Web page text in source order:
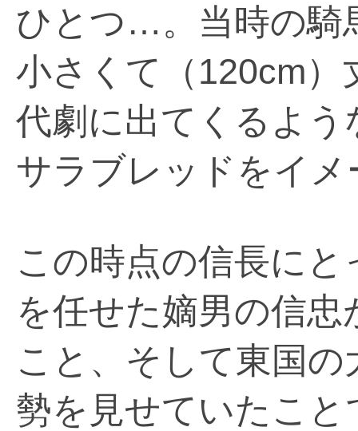
ひとつ…。当時の騎
小さくて（120cm）
代劇に出てくるよ
サラブレッドをイ
この時点の信長に
を任せた嫡男の信
こと、そして東国
勢を見せていたこ